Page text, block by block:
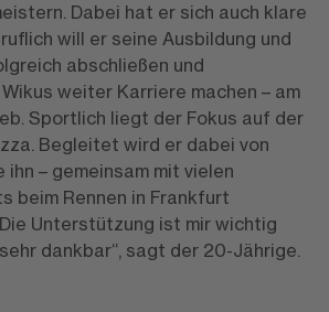
Dabei hat er sich auch klare
will er seine Ausbildung und
abschließen und
weiter Karriere machen – am
Sportlich liegt der Fokus auf der
Begleitet wird er dabei von
ihn – gemeinsam mit vielen
beim Rennen in Frankfurt
Unterstützung ist mir wichtig
dankbar“, sagt der 20-Jährige.